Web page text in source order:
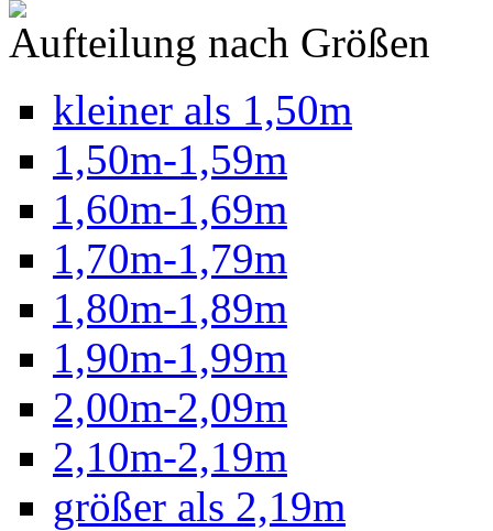
Aufteilung nach Größen
kleiner als 1,50m
1,50m-1,59m
1,60m-1,69m
1,70m-1,79m
1,80m-1,89m
1,90m-1,99m
2,00m-2,09m
2,10m-2,19m
größer als 2,19m